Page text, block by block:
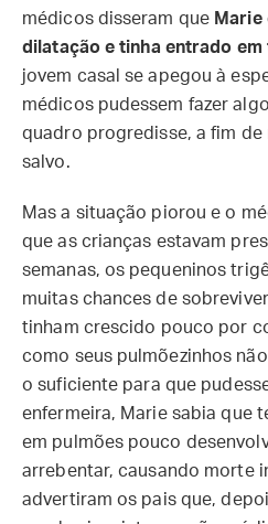
médicos disseram que Marie
dilatação e tinha entrado
jovem casal se apegou à
médicos pudessem fazer
quadro progredisse, a fim de
salvo.
Mas a situação piorou e o
que as crianças estavam
semanas, os pequeninos
muitas chances de
tinham crescido pouco por
como seus pulmõezinhos
o suficiente para que
enfermeira, Marie sabia que
em pulmões pouco
arrebentar, causando morte
advertiram os pais que,